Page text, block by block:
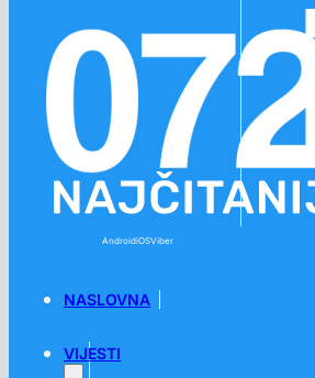
AndroidiOSViber
NASLOVNA
VIJESTI